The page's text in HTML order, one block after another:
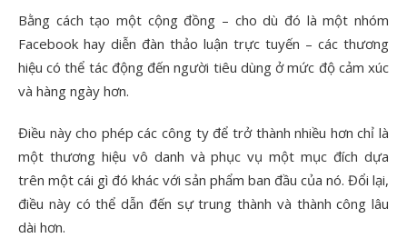
Bằng cách tạo một cộng đồng – cho dù đó là một nhóm
Facebook hay diễn đàn thảo luận trực tuyến – các thương
hiệu có thể tác động đến người tiêu dùng ở mức độ cảm xúc
và hàng ngày hơn.
Điều này cho phép các công ty để trở thành nhiều hơn chỉ là
một thương hiệu vô danh và phục vụ một mục đích dựa
trên một cái gì đó khác với sản phẩm ban đầu của nó. Đổi lại,
điều này có thể dẫn đến sự trung thành và thành công lâu
dài hơn.